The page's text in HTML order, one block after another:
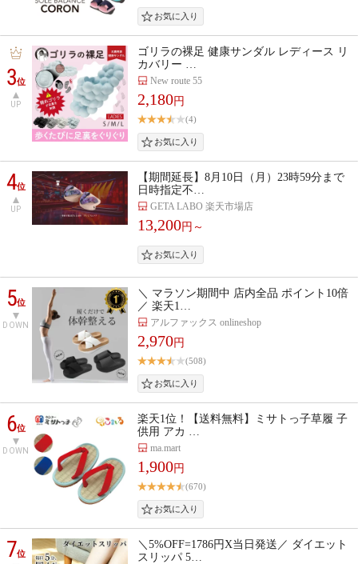
3位
UP
ゴリラの裸足 健康サンダル レディース リ
カバリー …
New route 55
2,180円
(4)
4位
UP
【期間延長】8月10日（月）23時59分まで
日時指定不…
GETA LABO 楽天市場店
13,200円～
5位
DOWN
＼ マラソン期間中 店内全品 ポイント10倍
／ 楽天1…
アルファックス onlineshop
2,970円
(508)
6位
DOWN
楽天1位！【送料無料】ミサトっ子草履 子
供用 アカ …
ma.mart
1,900円
(670)
7位
＼5%OFF=1786円X当日発送／ ダイエット
スリッパ 5…